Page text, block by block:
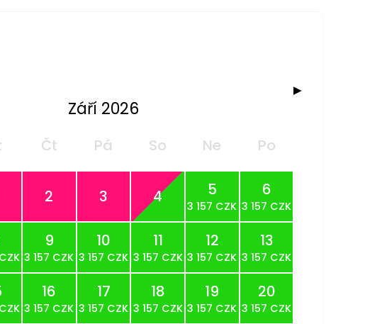
▶
Září 2026
Čt Pá So Ne Po
2 3 4 5
3 157 CZK
6
3 157 CZK
9
3 157 CZK
10
3 157 CZK
11
3 157 CZK
12
3 157 CZK
13
3 157 CZK
16
3 157 CZK
17
3 157 CZK
18
3 157 CZK
19
3 157 CZK
20
3 157 CZK